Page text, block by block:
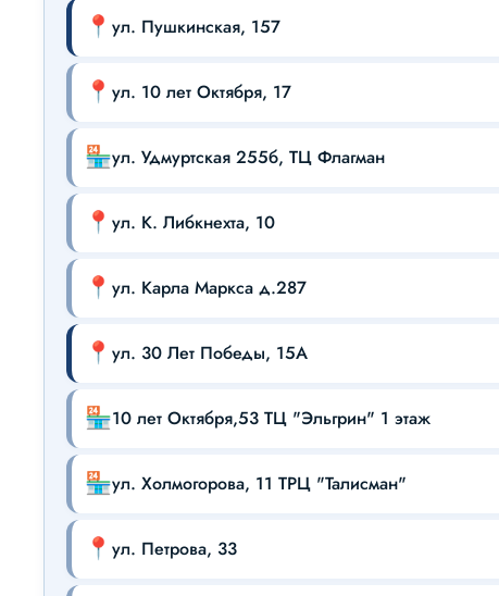
📍 ул. Пушкинская, 157
📍 ул. 10 лет Октября, 17
🏪ул. Удмуртская 255б, ТЦ Флагман
📍 ул. К. Либкнехта, 10
📍 ул. Карла Маркса д.287
📍 ул. 30 Лет Победы, 15А
🏪10 лет Октября,53 ТЦ "Эльгрин" 1 этаж
🏪ул. Холмогорова, 11 ТРЦ "Талисман"
📍 ул. Петрова, 33